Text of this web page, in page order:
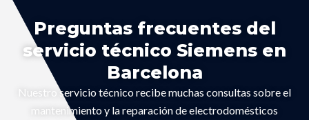
Preguntas frecuentes del
servicio técnico Siemens en
Barcelona
Nuestro servicio técnico recibe muchas consultas sobre el
mantenimiento y la reparación de electrodomésticos